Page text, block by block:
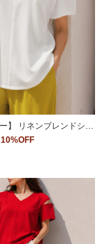
【二の腕カバー】 リネンブレンドショルダートップス
10%OFF